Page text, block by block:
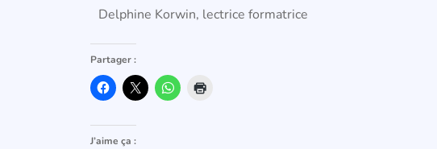
Delphine Korwin, lectrice formatrice
Partager :
J’aime ça :